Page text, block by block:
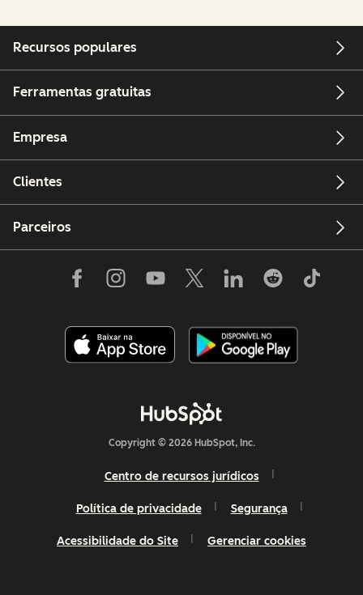
Recursos populares
Ferramentas gratuitas
Empresa
Clientes
Parceiros
Copyright © 2026 HubSpot, Inc.
Centro de recursos jurídicos
Política de privacidade Segurança
Acessibilidade do Site Gerenciar cookies